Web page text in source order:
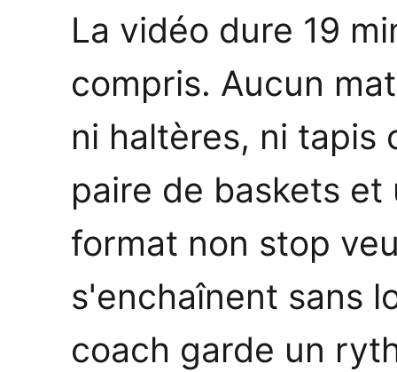
La vidéo dure 19
compris. Aucun
ni haltères, ni tapis
paire de baskets
format non stop
s'enchaînent sans
coach garde un